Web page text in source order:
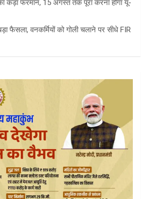
का कड़ा फरमान, 15 अगस्त तक पूरा करना होगा यू-
फैसला, वनकर्मियों को गोली चलाने पर सीधे FIR